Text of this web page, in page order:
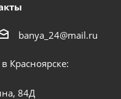
banya_24@mail.ru
Красноярске:
84Д